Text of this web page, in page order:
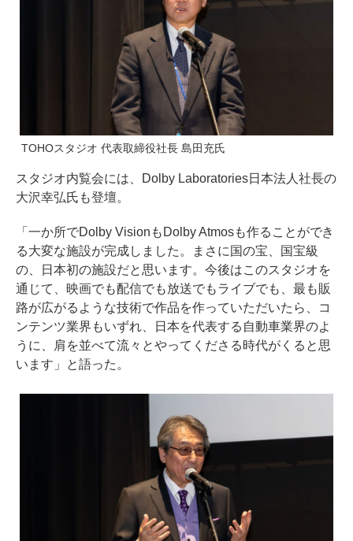
TOHOスタジオ 代表取締役社長 島田充氏
スタジオ内覧会には、Dolby Laboratories日本法人社長の
大沢幸弘氏も登壇。
「一か所でDolby VisionもDolby Atmosも作ることができ
る大変な施設が完成しました。まさに国の宝、国宝級
の、日本初の施設だと思います。今後はこのスタジオを
通じて、映画でも配信でも放送でもライブでも、最も販
路が広がるような技術で作品を作っていただいたら、コ
ンテンツ業界もいずれ、日本を代表する自動車業界のよ
うに、肩を並べて流々とやってくださる時代がくると思
います」と語った。